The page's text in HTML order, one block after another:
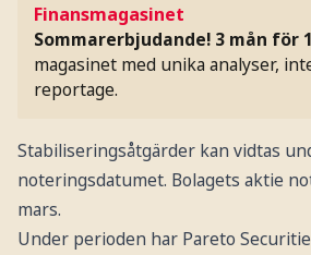
Finansmagasinet
Sommarerbjudande! 3 mån för
magasinet med unika analyser,
reportage.
Stabiliseringsåtgärder kan vidtas
noteringsdatumet. Bolagets aktie
mars.
Under perioden har Pareto